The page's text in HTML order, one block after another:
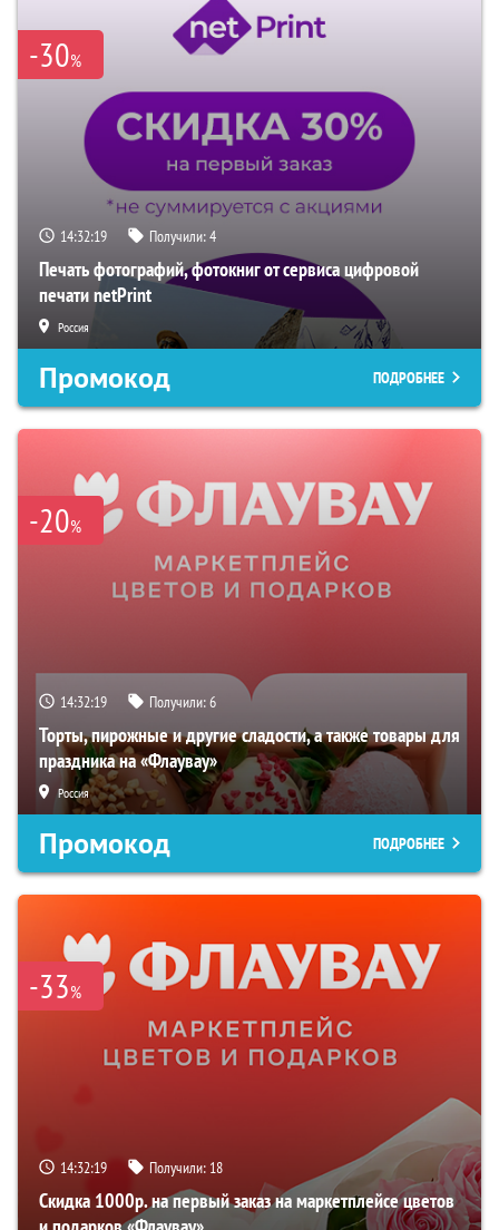
-30%
14:32:18 Получили:4
Печать фотографий, фотокниг от сервиса цифровой
печати netPrint
Россия
Промокод ПОДРОБНЕЕ
-20%
14:32:18 Получили:6
Торты, пирожные и другие сладости, а также товары для
праздника на «Флаувау»
Россия
Промокод ПОДРОБНЕЕ
-33%
14:32:18 Получили: 18
Скидка 1000р. на первый заказ на маркетплейсе цветов